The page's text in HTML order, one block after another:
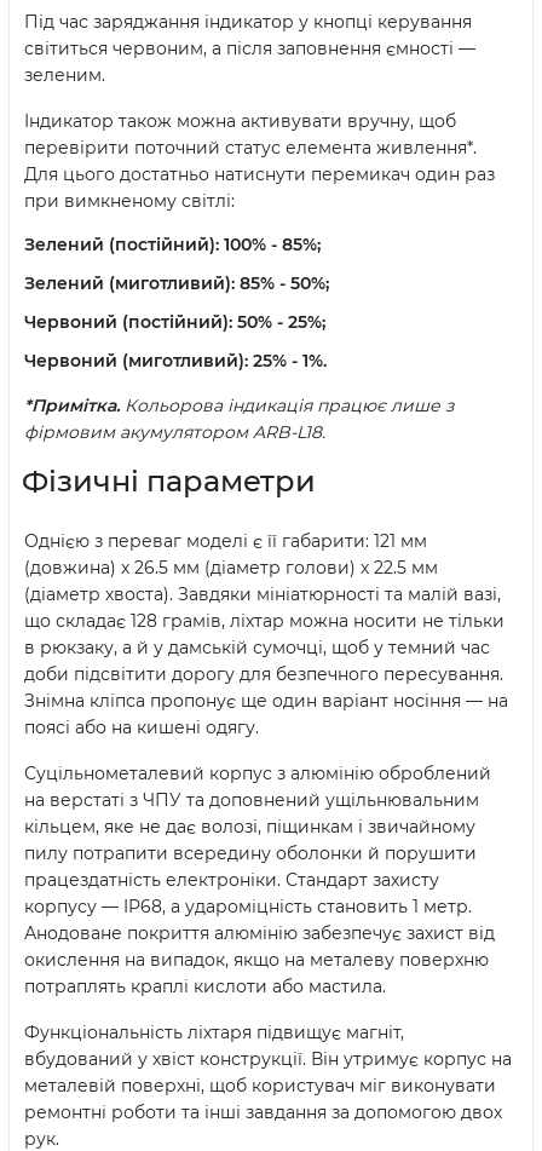
Під час заряджання індикатор у кнопці керування
світиться червоним, а після заповнення ємності —
зеленим.
Індикатор також можна активувати вручну, щоб
перевірити поточний статус елемента живлення*.
Для цього достатньо натиснути перемикач один раз
при вимкненому світлі:
Зелений (постійний): 100% - 85%;
Зелений (миготливий): 85% - 50%;
Червоний (постійний): 50% - 25%;
Червоний (миготливий): 25% - 1%.
*Примітка. Кольорова індикація працює лише з
фірмовим акумулятором ARB-L18.
Фізичні параметри
Однією з переваг моделі є її габарити: 121 мм
(довжина) х 26.5 мм (діаметр голови) х 22.5 мм
(діаметр хвоста). Завдяки мініатюрності та малій вазі,
що складає 128 грамів, ліхтар можна носити не тільки
в рюкзаку, а й у дамській сумочці, щоб у темний час
доби підсвітити дорогу для безпечного пересування.
Знімна кліпса пропонує ще один варіант носіння — на
поясі або на кишені одягу.
Суцільнометалевий корпус з алюмінію оброблений
на верстаті з ЧПУ та доповнений ущільнювальним
кільцем, яке не дає волозі, піщинкам і звичайному
пилу потрапити всередину оболонки й порушити
працездатність електроніки. Стандарт захисту
корпусу — IP68, а удароміцність становить 1 метр.
Анодоване покриття алюмінію забезпечує захист від
окислення на випадок, якщо на металеву поверхню
потраплять краплі кислоти або мастила.
Функціональність ліхтаря підвищує магніт,
вбудований у хвіст конструкції. Він утримує корпус на
металевій поверхні, щоб користувач міг виконувати
ремонтні роботи та інші завдання за допомогою двох
рук.